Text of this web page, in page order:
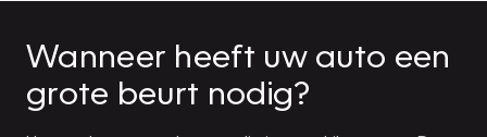
Wanneer heeft uw auto een
grote beurt nodig?